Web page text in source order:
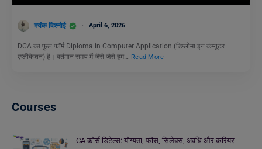
मयंक विश्नोई April 6, 2026
DCA का फुल फॉर्म Diploma in Computer Application (डिप्लोमा इन कंप्यूटर
एप्लीकेशन) है। वर्तमान समय में जैसे-जैसे हम… Read More
Courses
CA कोर्स डिटेल्स: योग्यता, फीस, सिलेबस, अवधि और करियर